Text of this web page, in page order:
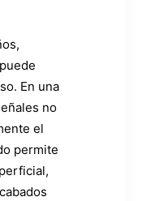
En una
no
el
permite